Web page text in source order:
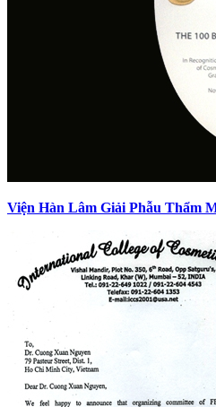
Viện Hàn Lâm Giải Phẫu Thẩm